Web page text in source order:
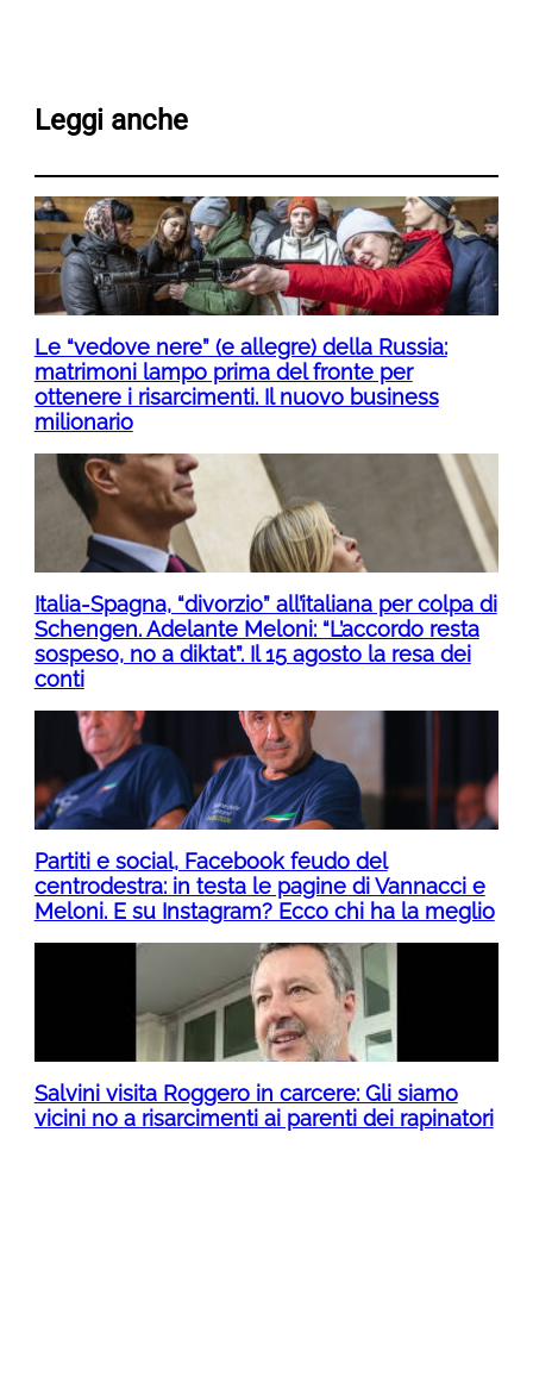
Leggi anche
Le “vedove nere” (e allegre) della Russia:
matrimoni lampo prima del fronte per
ottenere i risarcimenti. Il nuovo business
milionario
Italia-Spagna, “divorzio” all’italiana per colpa di
Schengen. Adelante Meloni: “L’accordo resta
sospeso, no a diktat”. Il 15 agosto la resa dei
conti
Partiti e social, Facebook feudo del
centrodestra: in testa le pagine di Vannacci e
Meloni. E su Instagram? Ecco chi ha la meglio
Salvini visita Roggero in carcere: Gli siamo
vicini no a risarcimenti ai parenti dei rapinatori